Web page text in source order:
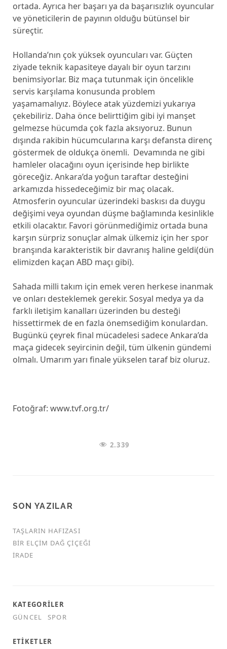
ortada. Ayrıca her başarı ya da başarısızlık oyuncular
ve yöneticilerin de payının olduğu bütünsel bir
süreçtir.
Hollanda’nın çok yüksek oyuncuları var. Güçten
ziyade teknik kapasiteye dayalı bir oyun tarzını
benimsiyorlar. Biz maça tutunmak için öncelikle
servis karşılama konusunda problem
yaşamamalıyız. Böylece atak yüzdemizi yukarıya
çekebiliriz. Daha önce belirttiğim gibi iyi manşet
gelmezse hücumda çok fazla aksıyoruz. Bunun
dışında rakibin hücumcularına karşı defansta direnç
göstermek de oldukça önemli. Devamında ne gibi
hamleler olacağını oyun içerisinde hep birlikte
göreceğiz. Ankara’da yoğun taraftar desteğini
arkamızda hissedeceğimiz bir maç olacak.
Atmosferin oyuncular üzerindeki baskısı da duygu
değişimi veya oyundan düşme bağlamında kesinlikle
etkili olacaktır. Favori görünmediğimiz ortada buna
karşın sürpriz sonuçlar almak ülkemiz için her spor
branşında karakteristik bir davranış haline geldi(dün
elimizden kaçan ABD maçı gibi).
Sahada milli takım için emek veren herkese inanmak
ve onları desteklemek gerekir. Sosyal medya ya da
farklı iletişim kanalları üzerinden bu desteği
hissettirmek de en fazla önemsediğim konulardan.
Bugünkü çeyrek final mücadelesi sadece Ankara’da
maça gidecek seyircinin değil, tüm ülkenin gündemi
olmalı. Umarım yarı finale yükselen taraf biz oluruz.
Fotoğraf: www.tvf.org.tr/
2.339
SON YAZILAR
TAŞLARIN HAFIZASI
BIR ELÇIM DAĞ ÇIÇEĞI
İRADE
KATEGORILER
GÜNCEL
SPOR
ETIKETLER